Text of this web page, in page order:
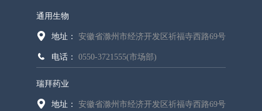
通用生物
地址： 安徽省滁州市经济开发区祈福寺西路69号
电话： 0550-3721555(市场部)
瑞拜药业
地址： 安徽省滁州市经济开发区祈福寺西路69号